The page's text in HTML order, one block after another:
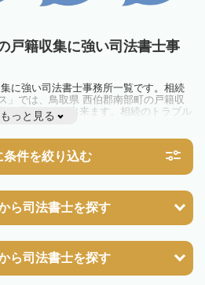
戸籍収集に強い司法書士事
に強い司法書士事務所一覧です。相続
」では、鳥取県 西伯郡南部町の戸籍収
で見ることが出来ます。相続のトラブル
近隣の司法書士に相談してみましょう。
もっと見る
条件を絞り込む
ら司法書士を探す
ら司法書士を探す